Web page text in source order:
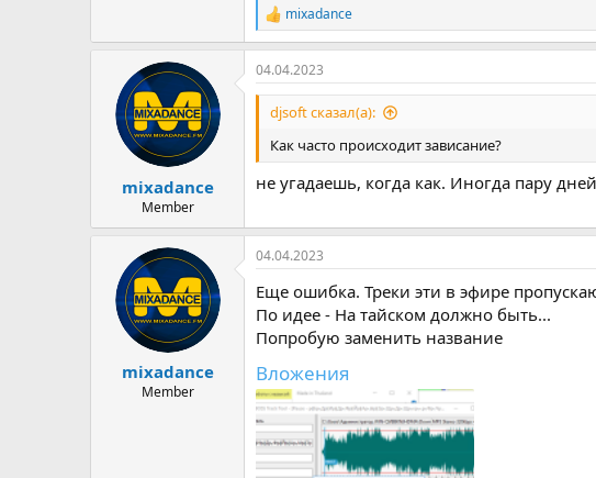
Р
е
а
к
ц
и
mixadance
mixadance
Member
04.04.2023
djsoft сказал(а):
Как часто происходит зависание?
не угадаешь, когда как. Иногда пару
mixadance
Member
04.04.2023
Еще ошибка. Треки эти в эфире
По идее - На тайском должно быть...
Попробую заменить название
Вложения